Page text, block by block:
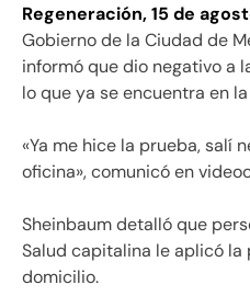
Regeneración, 15 de
Gobierno de la Ciudad de
informó que dio negativo a
lo que ya se encuentra en
«Ya me hice la prueba, salí
oficina», comunicó en
Sheinbaum detalló que
Salud capitalina le aplicó la
domicilio.